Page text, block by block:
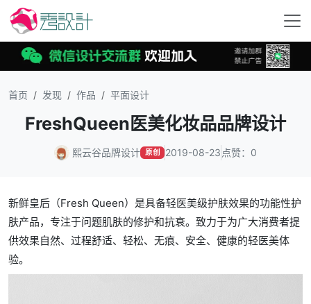
首页 发现 作品 平面设计
FreshQueen医美化妆品品牌设计
熙云谷品牌设计 原创 2019-08-23 点赞：0
新鲜皇后（Fresh Queen）是具备轻医美级护肤效果的功能性护
肤产品，专注于问题肌肤的修护和抗衰。致力于为广大消费者提
供效果自然、过程舒适、轻松、无痕、安全、健康的轻医美体
验。